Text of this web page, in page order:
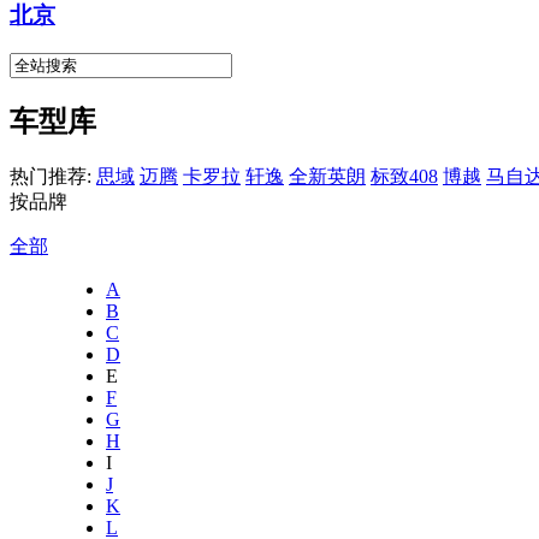
北京
车型库
热门推荐: 思域 迈腾 卡罗拉 轩逸 全新英朗 标致408 博越 马自
按品牌
全部
A
B
C
D
E
F
G
H
I
J
K
L